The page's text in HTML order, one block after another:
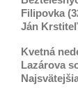
Filipovka
Ján
Kvetná
Lazárova